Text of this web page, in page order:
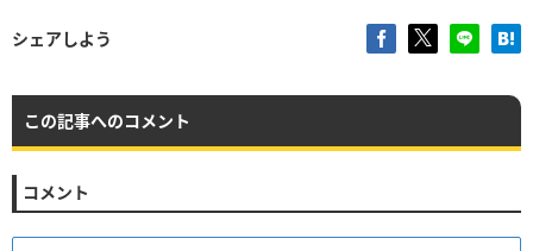
シェアしよう
この記事へのコメント
コメント